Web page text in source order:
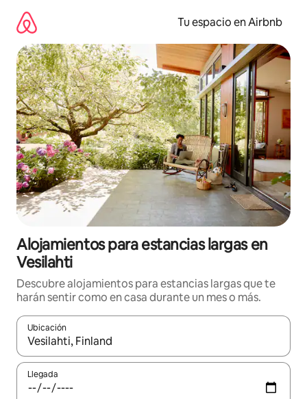
contenido
Tu espacio en Airbnb
Alojamientos para estancias largas en
Vesilahti
Descubre alojamientos para estancias largas que te
harán sentir como en casa durante un mes o más.
Ubicación
Cuando los resultados estén disponibles, podrás navegar
Llegada